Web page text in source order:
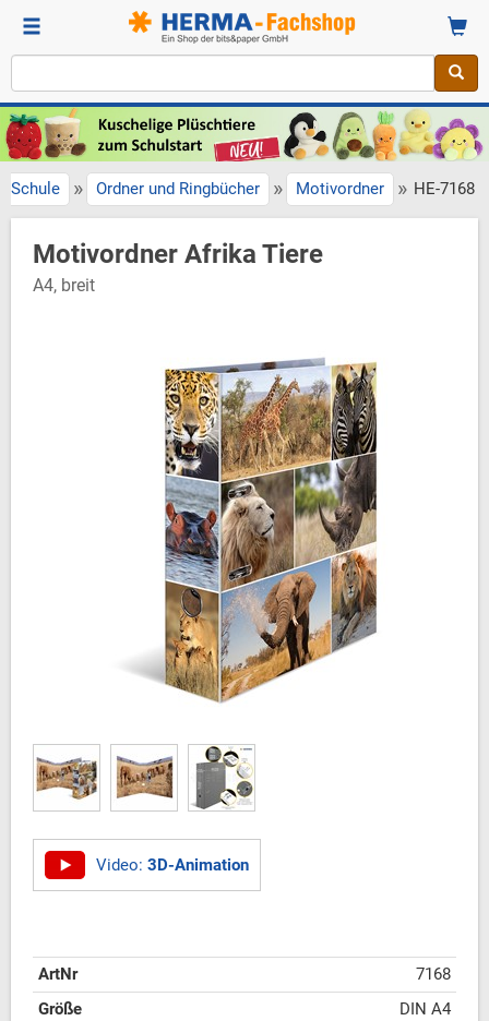
Schule » Ordner und Ringbücher » Motivordner » HE-7168
Motivordner Afrika Tiere
A4, breit
Video: 3D-Animation
ArtNr
7168
Größe
DIN A4